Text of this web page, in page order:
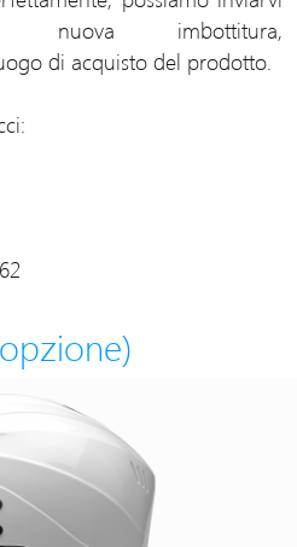
nuova imbottitura,
di acquisto del prodotto.